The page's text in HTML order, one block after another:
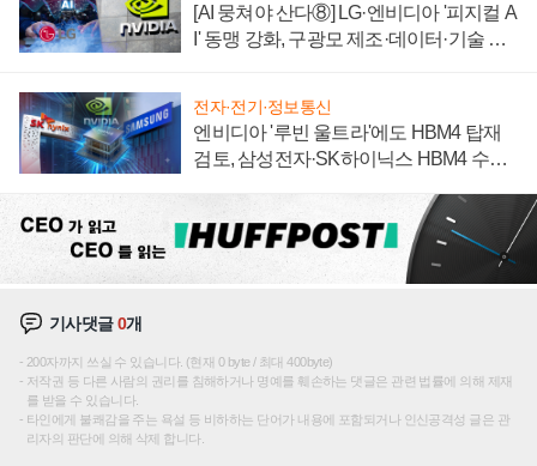
[AI 뭉쳐야 산다⑧] LG·엔비디아 '피지컬 A
I' 동맹 강화, 구광모 제조·데이터·기술 결
전자·전기·정보통신
엔비디아 '루빈 울트라'에도 HBM4 탑재
검토, 삼성전자·SK하이닉스 HBM4 수율
기사댓글0개
200자까지 쓰실 수 있습니다. (현재 0 byte / 최대 400byte)
저작권 등 다른 사람의 권리를 침해하거나 명예를 훼손하는 댓글은 관련 법률에 의해 제재
를 받을 수 있습니다.
타인에게 불쾌감을 주는 욕설 등 비하하는 단어가 내용에 포함되거나 인신공격성 글은 관
리자의 판단에 의해 삭제 합니다.